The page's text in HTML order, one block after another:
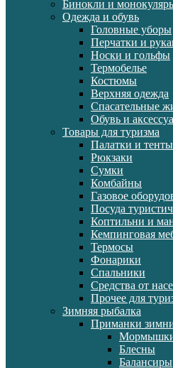
Бинокли и
Одежда и обувь
Головные уборы
Перчатки и
Носки и гольфы
Термобелье
Костюмы
Верхняя одежда
Спасательные
Обувь и
Товары для туризма
Палатки и тенты
Рюкзаки
Сумки
Комбайны
Газовое
Посуда
Коптильни и
Кемпинговая
Термосы
Фонарики
Спальники
Средства от
Прочее для
Зимняя рыбалка
Приманки
Блесны
Балансиры